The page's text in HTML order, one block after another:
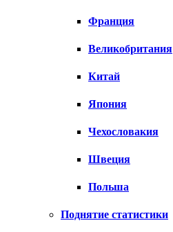
Франция
Великобритания
Китай
Япония
Чехословакия
Швеция
Польша
Поднятие статистики